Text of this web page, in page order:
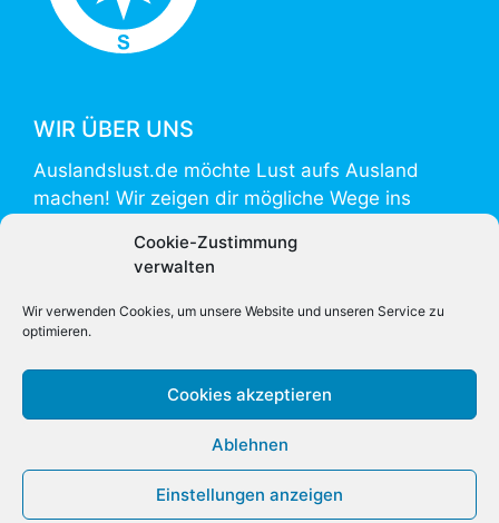
Cookie-Zustimmung
verwalten
Wir verwenden Cookies, um unsere Website und unseren Service zu
optimieren.
Cookies akzeptieren
Ablehnen
Einstellungen anzeigen
WIR ÜBER UNS
Auslandslust.de möchte Lust aufs Ausland
machen! Wir zeigen dir mögliche Wege ins
Vorbereitung und Umsetzung.
Auslandslust.de is powered byweltweiser.
Copyright 2026 International Education Network GmbH & Co